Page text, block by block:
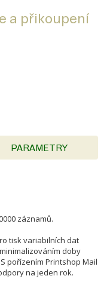
a přikoupení
PARAMETRY
záznamů.
tisk variabilních dat
doby
pořízením Printshop Mail
na jeden rok.